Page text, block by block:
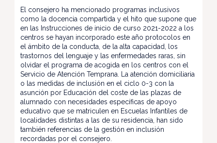
El consejero ha mencionado programas inclusivos
como la docencia compartida y el hito que supone que
en las Instrucciones de inicio de curso 2021-2022 a los
centros se hayan incorporado este año protocolos en
el ámbito de la conducta, de la alta capacidad, los
trastornos del lenguaje y las enfermedades raras, sin
olvidar el programa de acogida en los centros con el
Servicio de Atención Temprana. La atención domiciliaria
o las medidas de inclusión en el ciclo 0-3 con la
asunción por Educación del coste de las plazas de
alumnado con necesidades específicas de apoyo
educativo que se matriculen en Escuelas Infantiles de
localidades distintas a las de su residencia, han sido
también referencias de la gestión en inclusión
recordadas por el consejero.